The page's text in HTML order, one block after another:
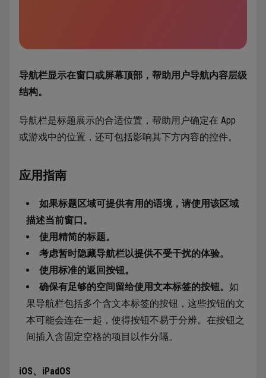
导航栏显示在窗口或屏幕顶部，帮助用户导航内容层级
结构。
导航栏是标题展示的合适位置，帮助用户确定在 App
或游戏中的位置，还可包括影响其下方内容的控件。
应用指南
如果标题区域可提供有用的语境，请使用该区域
描述当前窗口。
使用精简的标题。
考虑暂时隐藏导航栏以提供不受干扰的体验。
使用标准的返回按钮。
确保有足够的空间留给使用文本标签的按钮。 如
果导航栏包括多个含文本标签的按钮，这些按钮的文
本可能会连在一起，使得按钮不易于分辨。在按钮之
间插入含固定空格的项目以作分隔。
iOS、iPadOS